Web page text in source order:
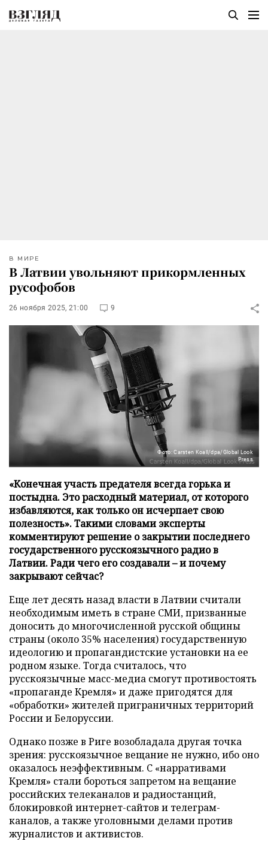
В МИРЕ
В Латвии увольняют прикормленных
русофобов
26 ноября 2025, 21:00 9
Фото: Carsten Koall/dpa/Global Look
Press
«Конечная участь предателя всегда горька и
постыдна. Это расходный материал, от которого
избавляются, как только он исчерпает свою
полезность». Такими словами эксперты
комментируют решение о закрытии последнего
государственного русскоязычного радио в
Латвии. Ради чего его создавали – и почему
закрывают сейчас?
Еще лет десять назад власти в Латвии считали
необходимым иметь в стране СМИ, призванные
доносить до многочисленной русской общины
страны (около 35% населения) государственную
идеологию и пропагандистские установки на ее
родном языке. Тогда считалось, что
русскоязычные масс-медиа смогут противостоять
«пропаганде Кремля» и даже пригодятся для
«обработки» жителей приграничных территорий
России и Белоруссии.
Однако позже в Риге возобладала другая точка
зрения: русскоязычное вещание не нужно, ибо оно
оказалось неэффективным. С «нарративами
Кремля» стали бороться запретом на вещание
российских телеканалов и радиостанций,
блокировкой интернет-сайтов и телеграм-
каналов, а также уголовными делами против
журналистов и активистов.